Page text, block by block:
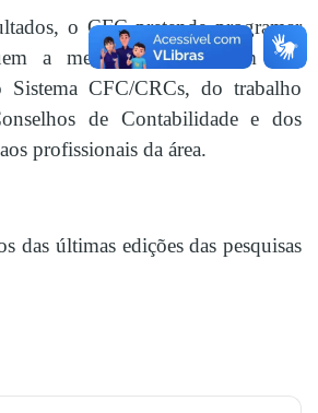
o CFC pretende programar
a melhoria da imagem dos
Sistema CFC/CRCs, do trabalho
de Contabilidade e dos
profissionais da área.
das últimas edições das pesquisas